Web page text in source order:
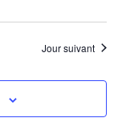
Jour suivant